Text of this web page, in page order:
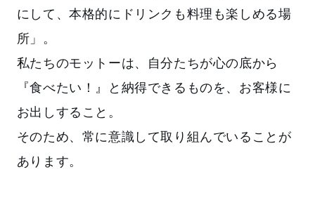
にして、本格的にドリンクも料理も楽しめる場
所」。
私たちのモットーは、自分たちが心の底から
『食べたい！』と納得できるものを、お客様に
お出しすること。
そのため、常に意識して取り組んでいることが
あります。